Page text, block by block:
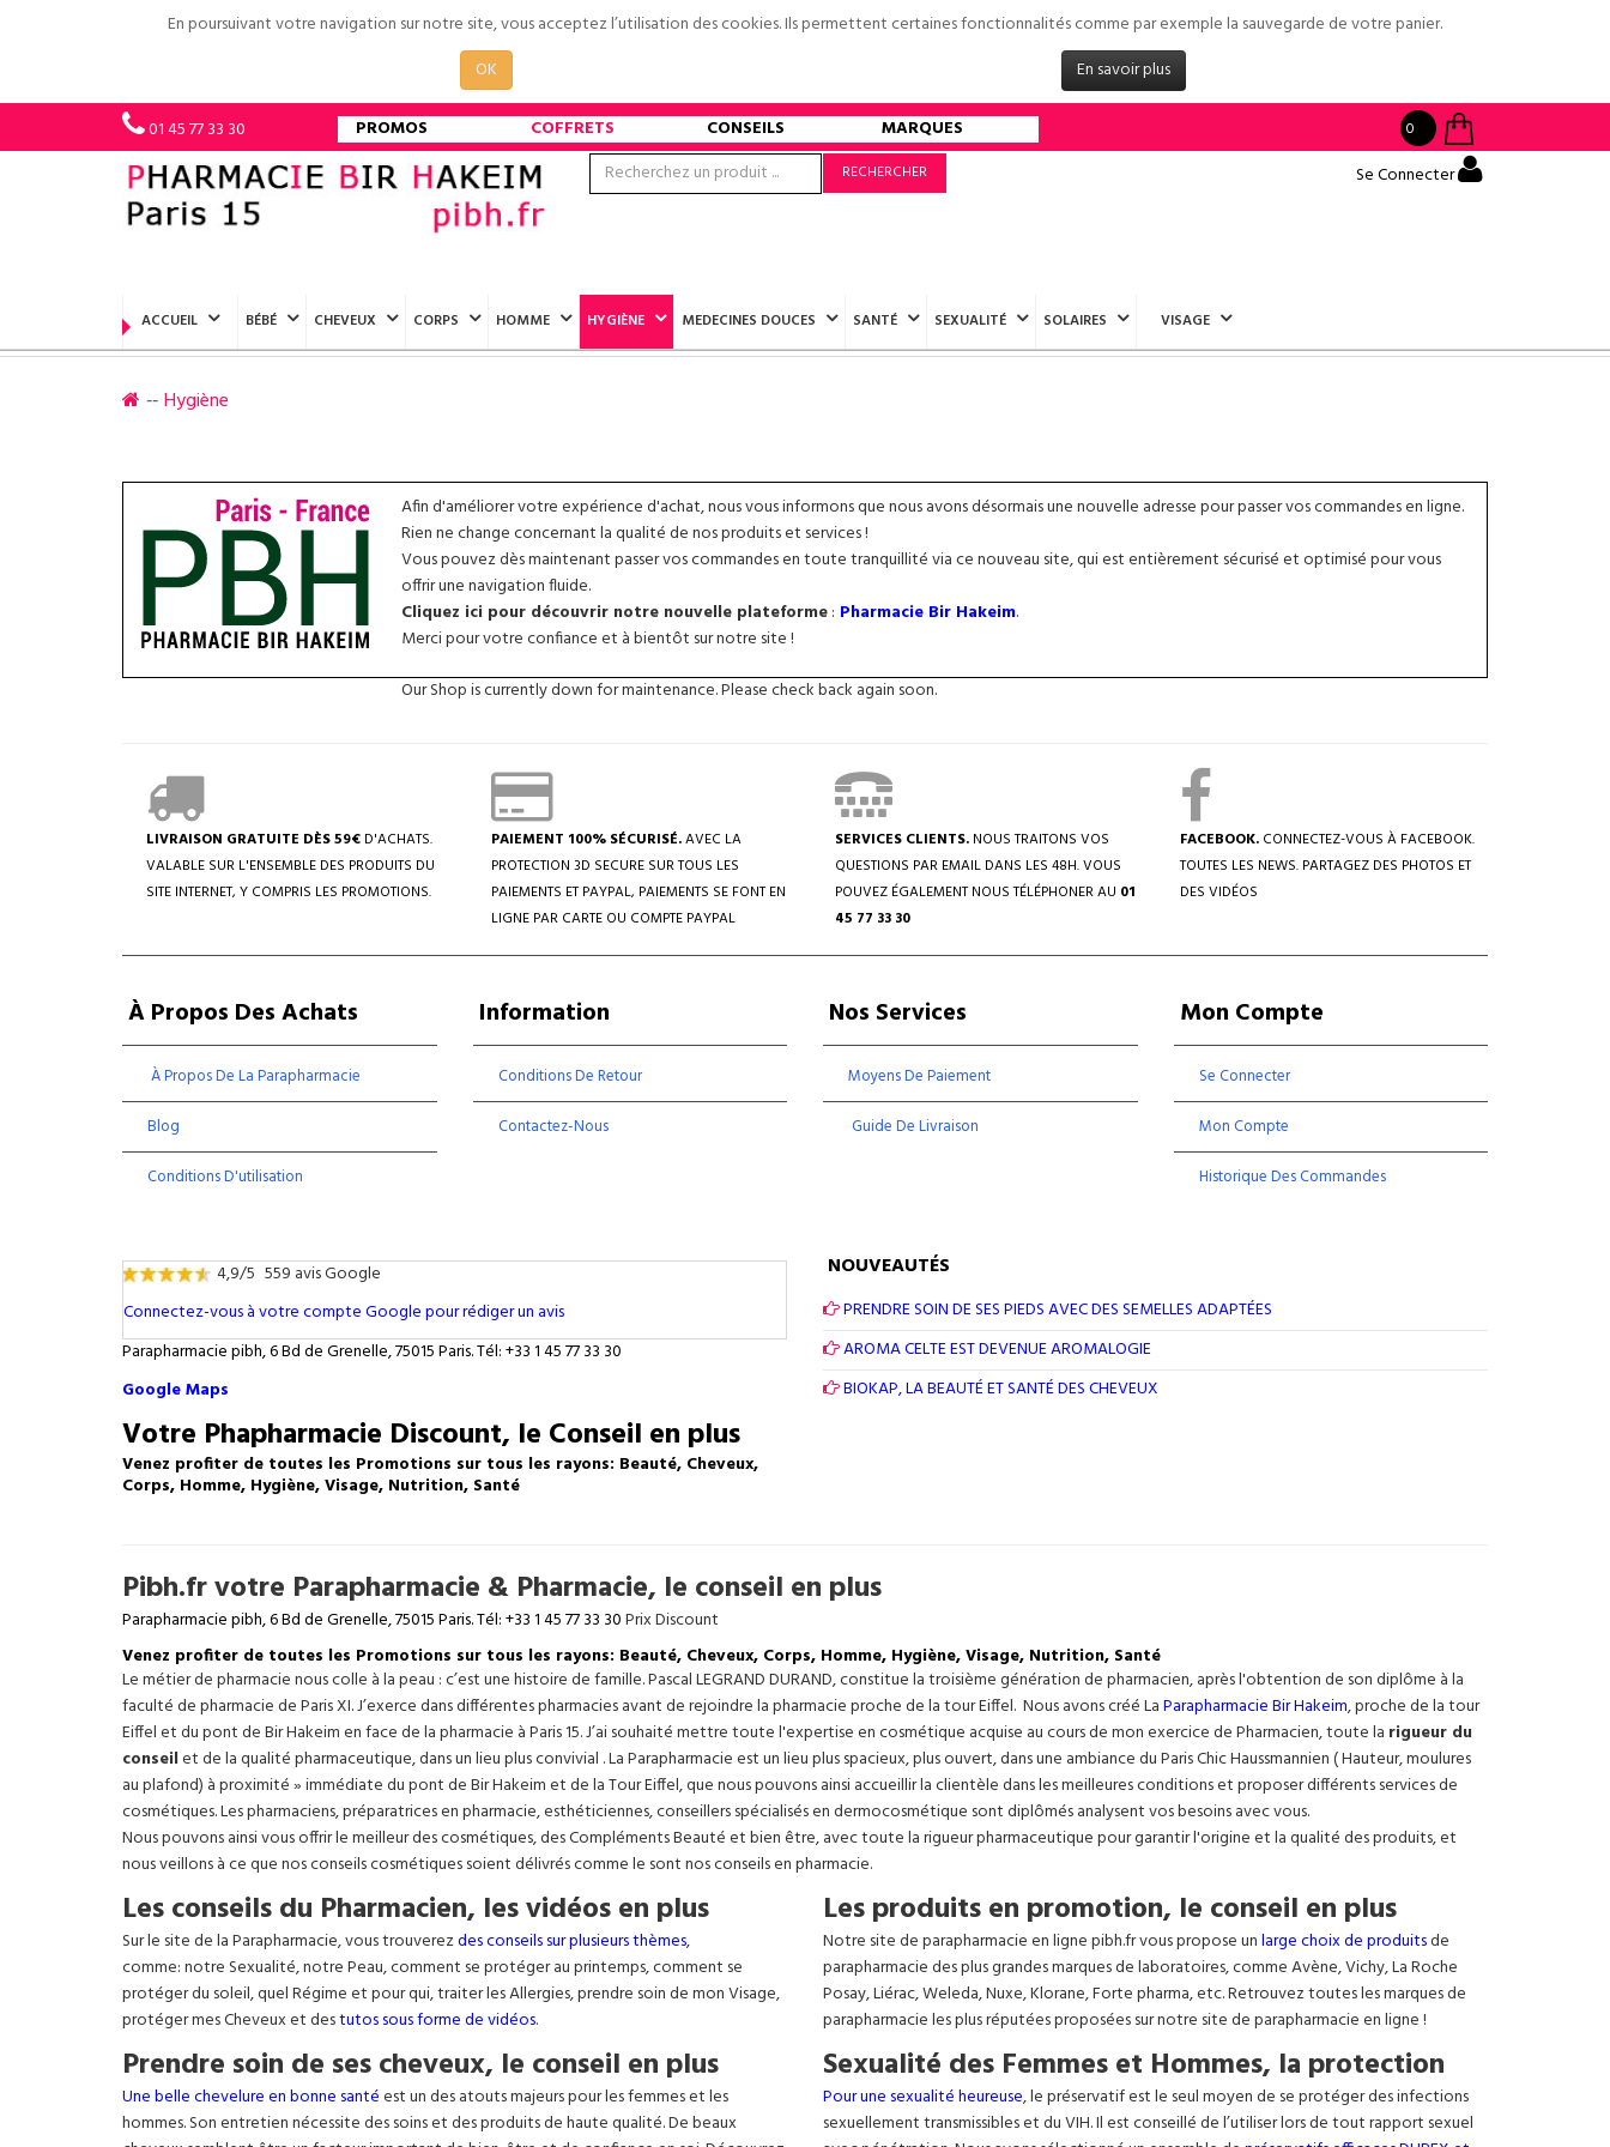
En poursuivant votre navigation sur notre site, vous acceptez l’utilisation des cookies. Ils permettent certaines fonctionnalités comme par exemple la sauvegarde de votre panier.
OK
En savoir plus
01 45 77 33 30 PROMOS COFFRETS CONSEILS MARQUES
0
RECHERCHER
Se Connecter
ACCUEIL BÉBÉ CHEVEUX CORPS HOMME HYGIÈNE MEDECINES DOUCES SANTÉ SEXUALITÉ SOLAIRES VISAGE
Hygiène
Afin d'améliorer votre expérience d'achat, nous vous informons que nous avons désormais une nouvelle adresse pour passer vos commandes en ligne.
Rien ne change concernant la qualité de nos produits et services !
Vous pouvez dès maintenant passer vos commandes en toute tranquillité via ce nouveau site, qui est entièrement sécurisé et optimisé pour vous
offrir une navigation fluide.
Cliquez ici pour découvrir notre nouvelle plateforme: Pharmacie Bir Hakeim.
Merci pour votre confiance et à bientôt sur notre site !
Our Shop is currently down for maintenance. Please check back again soon.
LIVRAISON GRATUITE DÈS 59€ D'ACHATS.
VALABLE SUR L'ENSEMBLE DES PRODUITS DU
SITE INTERNET, Y COMPRIS LES PROMOTIONS.
PAIEMENT 100% SÉCURISÉ.AVEC LA
PROTECTION 3D SECURE SUR TOUS LES
PAIEMENTS ET PAYPAL, PAIEMENTS SE FONT EN
LIGNE PAR CARTE OU COMPTE PAYPAL
SERVICES CLIENTS. NOUS TRAITONS VOS
QUESTIONS PAR EMAIL DANS LES 48H. VOUS
POUVEZ ÉGALEMENT NOUS TÉLÉPHONER AU 01
45 77 33 30
FACEBOOK.CONNECTEZ-VOUS À FACEBOOK.
TOUTES LES NEWS. PARTAGEZ DES PHOTOS ET
DES VIDÉOS
À Propos Des Achats
À Propos De La Parapharmacie
Blog
Conditions D'utilisation
Information
Conditions De Retour
Contactez-Nous
Nos Services
Moyens De Paiement
Guide De Livraison
Mon Compte
Se Connecter
Mon Compte
Historique Des Commandes
4,9/5 559 avis Google
Connectez-vous à votre compte Google pour rédiger un avis
Parapharmacie pibh, 6 Bd de Grenelle, 75015 Paris. Tél: +33 1 45 77 33 30
Google Maps
Votre Phapharmacie Discount, le Conseil en plus
Venez profiter de toutes les Promotions sur tous les rayons: Beauté, Cheveux,
Corps, Homme, Hygiène, Visage, Nutrition, Santé
NOUVEAUTÉS
PRENDRE SOIN DE SES PIEDS AVEC DES SEMELLES ADAPTÉES
AROMA CELTE EST DEVENUE AROMALOGIE
BIOKAP, LA BEAUTÉ ET SANTÉ DES CHEVEUX
Pibh.fr votre Parapharmacie & Pharmacie, le conseil en plus
Parapharmacie pibh, 6 Bd de Grenelle, 75015 Paris. Tél: +33 1 45 77 33 30Prix Discount
Venez profiter de toutes les Promotions sur tous les rayons: Beauté, Cheveux, Corps, Homme, Hygiène, Visage, Nutrition, Santé
Le métier de pharmacie nous colle à la peau : c’est une histoire de famille. Pascal LEGRAND DURAND, constitue la troisième génération de pharmacien, après l'obtention de son diplôme à la
faculté de pharmacie de Paris XI. J’exerce dans différentes pharmacies avant de rejoindre la pharmacie proche de la tour Eiffel. Nous avons créé LaParapharmacie Bir Hakeim, proche de la tour
Eiffelet du pont de Bir Hakeim en face de la pharmacie à Paris 15. J’ai souhaité mettre toute l'expertise en cosmétique acquise au cours de mon exercice de Pharmacien, toute la rigueur du
conseilet de la qualité pharmaceutique, dans un lieu plus convivial . La Parapharmacie est un lieu plus spacieux, plus ouvert, dans une ambiance du Paris Chic Haussmannien ( Hauteur, moulures
au plafond) à proximité » immédiate du pont de Bir Hakeim et de la Tour Eiffel, que nous pouvons ainsi accueillir la clientèle dans les meilleures conditions et proposer différents services de
cosmétiques. Les pharmaciens, préparatrices en pharmacie, esthéticiennes, conseillers spécialisés en dermocosmétique sont diplômés analysent vos besoins avec vous.
Nous pouvons ainsi vous offrir le meilleur des cosmétiques, des Compléments Beauté et bien être, avec toute la rigueur pharmaceutique pour garantir l'origine et la qualité des produits, et
nous veillons à ce que nos conseils cosmétiques soient délivrés comme le sont nos conseils en pharmacie.
Les conseils du Pharmacien, les vidéos en plus
Sur le site de la Parapharmacie, vous trouverezdes conseils sur plusieurs thèmes,
comme: notre Sexualité, notre Peau, comment se protéger au printemps, comment se
protéger du soleil, quel Régime et pour qui, traiter les Allergies, prendre soin de mon Visage,
protéger mes Cheveux et destutos sous forme de vidéos.
Les produits en promotion, le conseil en plus
Notre site de parapharmacie en ligne pibh.fr vous propose unlarge choix de produitsde
parapharmacie des plus grandes marques de laboratoires, comme Avène, Vichy, La Roche
Posay, Liérac, Weleda, Nuxe, Klorane, Forte pharma, etc. Retrouvez toutes les marques de
parapharmacie les plus réputées proposées sur notre site de parapharmacie en ligne !
Prendre soin de ses cheveux, le conseil en plus
Une belle chevelure en bonne santéest un des atouts majeurs pour les femmes et les
hommes. Son entretien nécessite des soins et des produits de haute qualité. De beaux
Sexualité des Femmes et Hommes, la protection
Pour une sexualité heureuse, le préservatif est le seul moyen de se protéger des infections
sexuellement transmissibles et du VIH. Il est conseillé de l’utiliser lors de tout rapport sexuel